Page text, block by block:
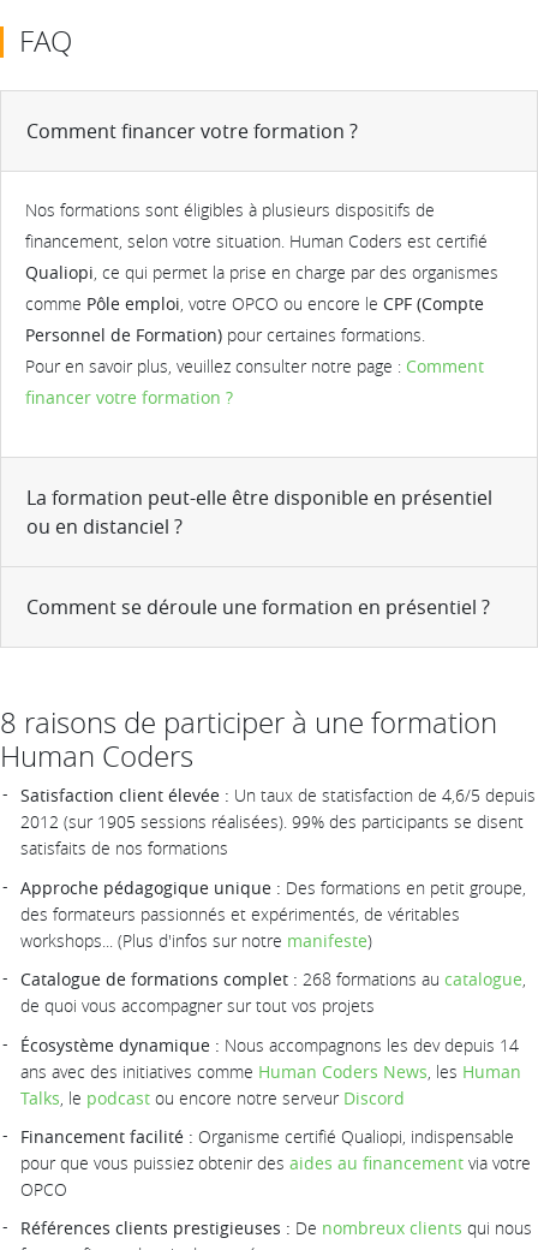
FAQ
Comment financer votre formation ?
Nos formations sont éligibles à plusieurs dispositifs de
financement, selon votre situation. Human Coders est certifié
Qualiopi, ce qui permet la prise en charge par des organismes
comme Pôle emploi, votre OPCO ou encore le CPF (Compte
Personnel de Formation) pour certaines formations.
Pour en savoir plus, veuillez consulter notre page : Comment
financer votre formation ?
La formation peut-elle être disponible en présentiel
ou en distanciel ?
Comment se déroule une formation en présentiel ?
8 raisons de participer à une formation
Human Coders
Satisfaction client élevée : Un taux de statisfaction de 4,6/5 depuis
2012 (sur 1905 sessions réalisées). 99% des participants se disent
satisfaits de nos formations
Approche pédagogique unique : Des formations en petit groupe,
des formateurs passionnés et expérimentés, de véritables
workshops... (Plus d'infos sur notre manifeste)
Catalogue de formations complet : 268 formations au catalogue,
de quoi vous accompagner sur tout vos projets
Écosystème dynamique : Nous accompagnons les dev depuis 14
ans avec des initiatives comme Human Coders News , les Human
Talks , le podcast ou encore notre serveur Discord
Financement facilité : Organisme certifié Qualiopi, indispensable
pour que vous puissiez obtenir des aides au financement via votre
OPCO
Références clients prestigieuses : De nombreux clients qui nous